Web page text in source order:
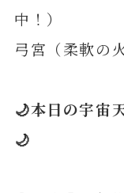
中！）
弓宮（柔軟の
🌙本日の宇宙
🌙